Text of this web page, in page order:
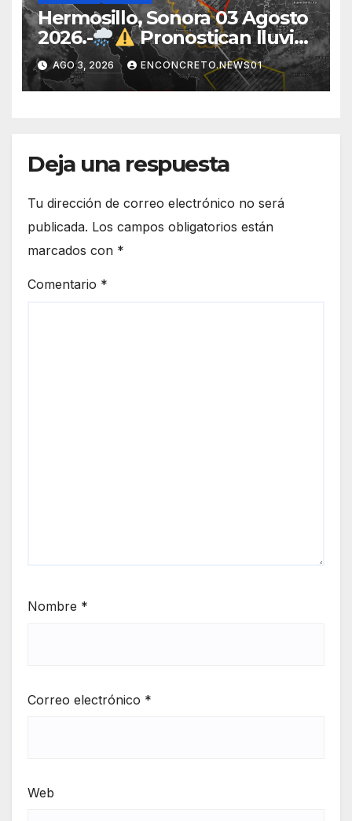
Hermosillo, Sonora 03 Agosto
2026.-
Pronostican lluvias
para Hermosillo esta noche;
norte de Sonora registra
mayor potencial de
AGO 3, 2026 ENCONCRETO.NEWS01
Deja una respuesta
Tu dirección de correo electrónico no será
publicada. Los campos obligatorios están
marcados con *
Comentario *
Nombre *
Correo electrónico *
Web